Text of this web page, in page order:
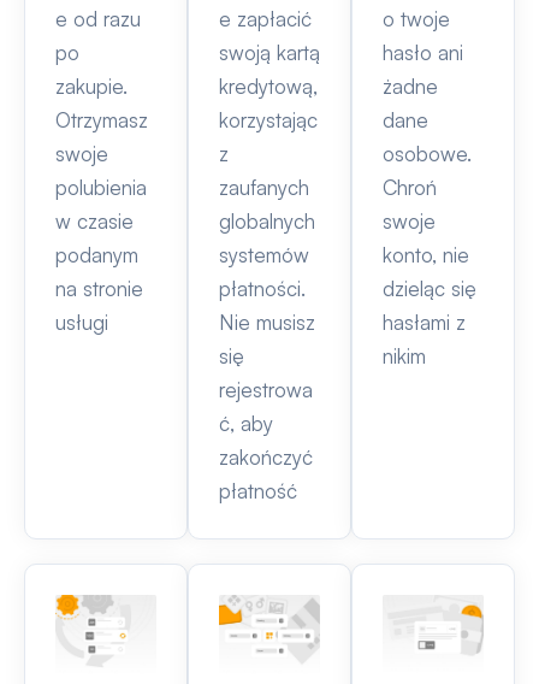
e od razu
po
zakupie.
Otrzymasz
swoje
polubienia
w czasie
podanym
na stronie
usługi
e zapłacić
swoją kartą
kredytową,
korzystając
z
zaufanych
globalnych
systemów
płatności.
Nie musisz
się
rejestrowa
ć, aby
zakończyć
płatność
o twoje
hasło ani
żadne
dane
osobowe.
Chroń
swoje
konto, nie
dzieląc się
hasłami z
nikim